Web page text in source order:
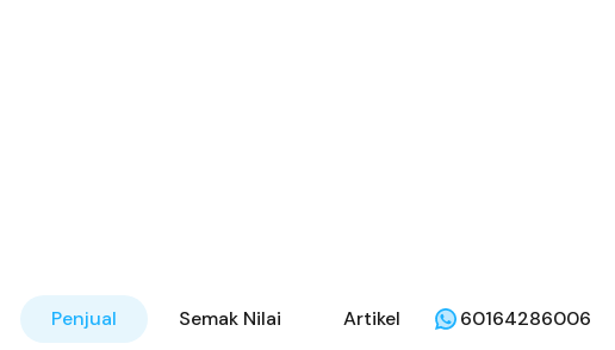
Penjual Semak Nilai Artikel 60164286006